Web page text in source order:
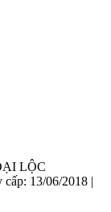
LỘC
13/06/2018 |